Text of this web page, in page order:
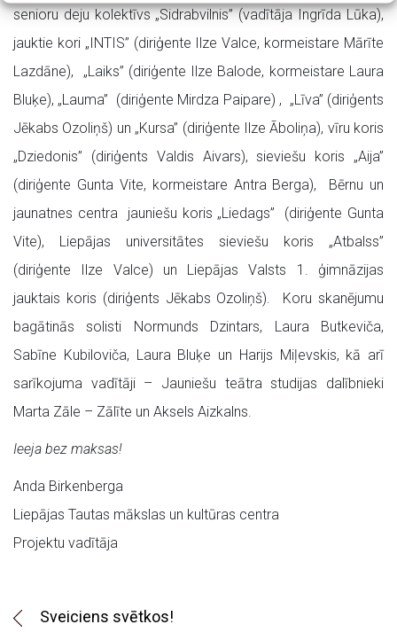
senioru deju kolektīvs „Sidrabvilnis” (vadītāja Ingrīda Lūka),
jauktie kori „INTIS” (diriģente Ilze Valce, kormeistare Mārīte
Lazdāne), „Laiks” (diriģente Ilze Balode, kormeistare Laura
Bluķe), „Lauma” (diriģente Mirdza Paipare) , „Līva” (diriģents
Jēkabs Ozoliņš) un „Kursa” (diriģente Ilze Āboliņa), vīru koris
„Dziedonis” (diriģents Valdis Aivars), sieviešu koris „Aija”
(diriģente Gunta Vite, kormeistare Antra Berga), Bērnu un
jaunatnes centra jauniešu koris „Liedags” (diriģente Gunta
Vite), Liepājas universitātes sieviešu koris „Atbalss”
(diriģente Ilze Valce) un Liepājas Valsts 1. ģimnāzijas
jauktais koris (diriģents Jēkabs Ozoliņš). Koru skanējumu
bagātinās solisti Normunds Dzintars, Laura Butkeviča,
Sabīne Kubiloviča, Laura Bluķe un Harijs Miļevskis, kā arī
sarīkojuma vadītāji – Jauniešu teātra studijas dalībnieki
Marta Zāle – Zālīte un Aksels Aizkalns.
Ieeja bez maksas!
Anda Birkenberga
Liepājas Tautas mākslas un kultūras centra
Projektu vadītāja
Sveiciens svētkos!